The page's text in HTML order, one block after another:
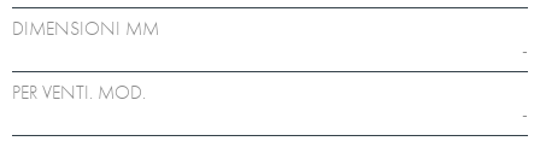
DIMENSIONI MM
-
PER VENTI. MOD.
-